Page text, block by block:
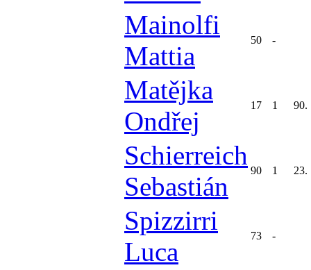
Mainolfi
Mattia
50 -
Matějka
Ondřej
17 1 90.
Schierreich
Sebastián
90 1 23.
Spizzirri
Luca
73 -